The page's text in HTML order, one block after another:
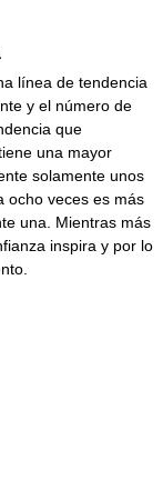
línea de tendencia
y el número de
que
una mayor
solamente unos
ocho veces es más
una. Mientras más
inspira y por lo